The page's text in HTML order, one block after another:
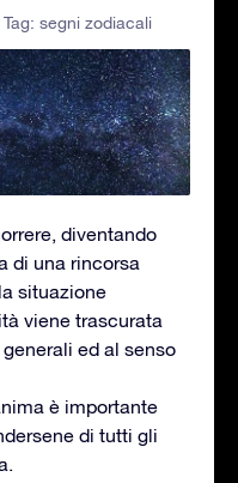
segni zodiacali
diventando
di una rincorsa
situazione
viene trascurata
ed al senso
è importante
di tutti gli